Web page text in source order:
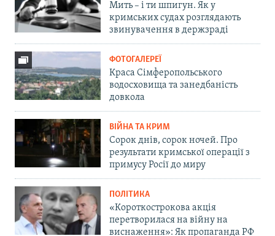
Мить – і ти шпигун. Як у
кримських судах розглядають
звинувачення в держзраді
ФОТОГАЛЕРЕЇ
Краса Сімферопольського
водосховища та занедбаність
довкола
ВІЙНА ТА КРИМ
Сорок днів, сорок ночей. Про
результати кримської операції з
примусу Росії до миру
ПОЛІТИКА
«Короткострокова акція
перетворилася на війну на
виснаження»: Як пропаганда РФ